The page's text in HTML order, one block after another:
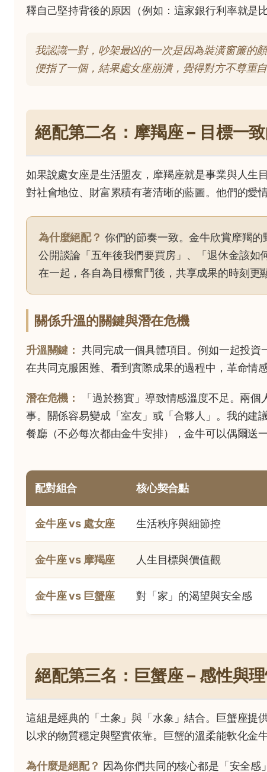
釋自己堅持背後的原因（例如：這家銀行利率就是
我認識一對，吵架最凶的一次是因為裝潢窗簾的
便指了一個，結果處女座崩潰，覺得對方不尊重
絕配第二名：摩羯座 – 目標一
如果說處女座是生活盟友，摩羯座就是事業與人生
對社會地位、財富累積有著清晰的藍圖。他們的愛
為什麼絕配？ 你們的節奏一致。金牛欣賞摩羯
公開談論「五年後我們要買房」、「退休金該
在一起，各自為目標奮鬥後，共享成果的時刻更
關係升溫的關鍵與潛在危機
升溫關鍵： 共同完成一個具體項目。例如一起投資
在共同克服困難、看到實際成果的過程中，革命情
潛在危機：
「過於務實」導致情感溫度不足。兩
事。關係容易變成「室友」或「合夥人」。我的建
餐廳（不必每次都由金牛安排），金牛可以偶爾送
配對組合 核心契合點
金牛座 vs 處女座 生活秩序與細節控
金牛座 vs 摩羯座 人生目標與價值觀
金牛座 vs 巨蟹座 對「家」的渴望與安全感
絕配第三名：巨蟹座 – 感性與
這組是經典的「土象」與「水象」結合。巨蟹座提
以求的物質穩定與堅實依靠。巨蟹的溫柔能軟化金
為什麼是絕配？ 因為你們共同的核心都是「安全